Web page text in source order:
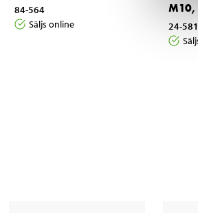
84-564
Säljs online
M10,
24-581